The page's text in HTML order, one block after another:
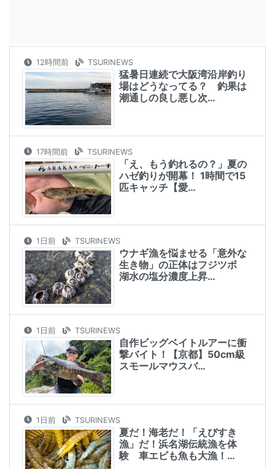
12時間前 TSURINEWS
猛暑日連続で大阪湾沿岸釣り
場はどうなってる？ 釣果は
潮通しの良し悪し次…
17時間前 TSURINEWS
「え、もう釣れるの？」夏の
ハゼ釣りが開幕！ 1時間で15
匹キャッチ【愛…
1日前 TSURINEWS
ウナギ漁を悩ませる「意外な
生き物」の正体はフジツボ
湖水の塩分濃度上昇…
1日前 TSURINEWS
自作ビッグベイトルアーに衝
撃バイト！【京都】50cm級
スモールマウスバ…
1日前 TSURINEWS
夏だ！海老だ！「えびすき
漁」だ！浜名湖伝統漁を体
験 車エビも魚も大漁！…